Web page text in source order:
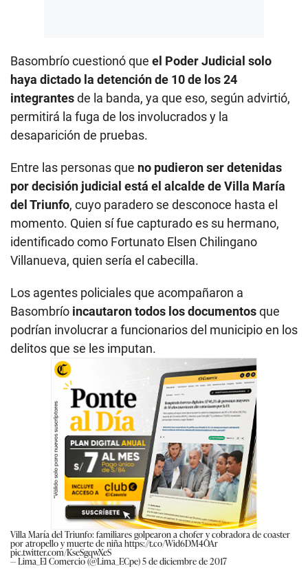
Basombrío cuestionó que el Poder Judicial solo
haya dictado la detención de 10 de los 24
integrantesde la banda, ya que eso, según advirtió,
permitirá la fuga de los involucrados y la
desaparición de pruebas.
Entre las personas que no pudieron ser detenidas
por decisión judicial está el alcalde de Villa María
del Triunfo, cuyo paradero se desconoce hasta el
momento. Quien sí fue capturado es su hermano,
identificado como Fortunato Elsen Chilingano
Villanueva, quien sería el cabecilla.
Los agentes policiales que acompañaron a
Basombrío incautaron todos los documentosque
podrían involucrar a funcionarios del municipio en los
delitos que se les imputan.
Villa María del Triunfo: familiares golpearon a chofer y cobradora de coaster
por atropello y muerte de niña https://t.co/Wid6DM4OAr
pic.twitter.com/KseSgqwXeS
— Lima_El Comercio (@Lima_ECpe)5 de diciembre de 2017